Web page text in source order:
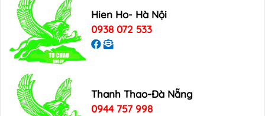
Hien Ho- Hà Nội
0938 072 533
Thanh Thao-Đà Nẵng
0944 757 998